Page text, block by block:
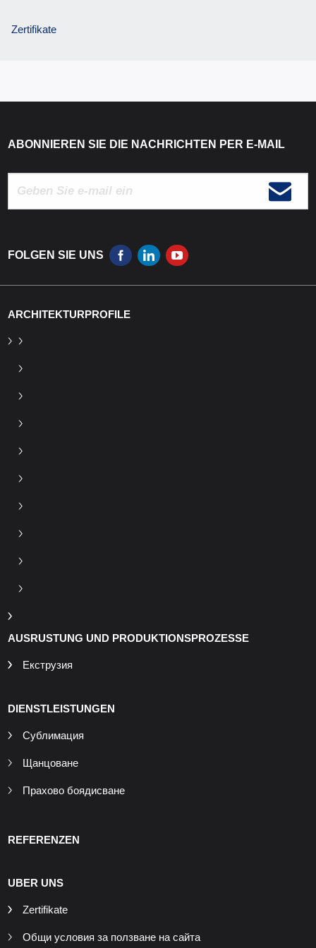
Zertifikate
ABONNIEREN SIE DIE NACHRICHTEN PER E-MAIL
FOLGEN SIE UNS
ARCHITEKTURPROFILE
AUSRUSTUNG UND PRODUKTIONSPROZESSE
Екструзия
DIENSTLEISTUNGEN
Сублимация
Щанцоване
Прахово боядисване
REFERENZEN
UBER UNS
Zertifikate
Общи условия за ползване на сайта